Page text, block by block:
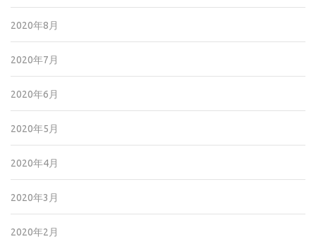
2020年8月
2020年7月
2020年6月
2020年5月
2020年4月
2020年3月
2020年2月